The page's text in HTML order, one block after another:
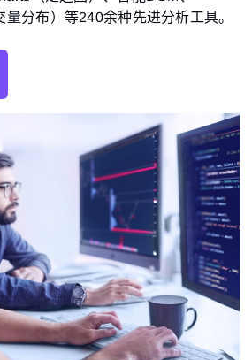
分布）等240余种先进分析工具。